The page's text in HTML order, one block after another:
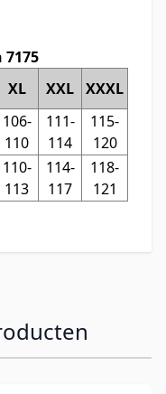
XL XXL XXXL
106-
110
111-
114
115-
120
110-
113
114-
117
118-
121